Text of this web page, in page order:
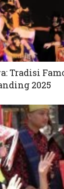
Tradisi
2025